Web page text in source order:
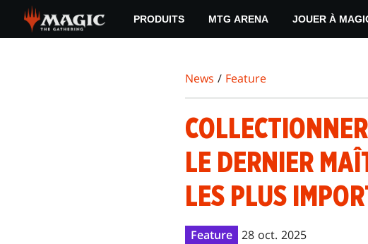
main
PRODUITS MTG ARENA JOUER À
News / Feature
LE DERNIER
LES PLUS
Feature 28 oct. 2025